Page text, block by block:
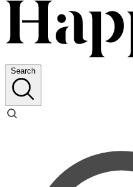
Search